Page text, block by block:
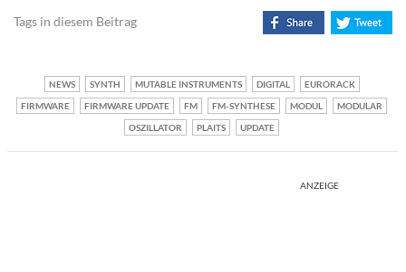
Tags in diesem Beitrag
NEWS SYNTH MUTABLE INSTRUMENTS DIGITAL
EURORACK
FIRMWARE
FIRMWARE UPDATE FM FM-SYNTHESE MODUL
MODULAR
OSZILLATOR
PLAITS UPDATE
ANZEIGE